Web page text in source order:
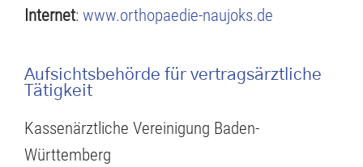
Internet: www.orthopaedie-naujoks.de
Aufsichtsbehörde für vertragsärztliche
Tätigkeit
Kassenärztliche Vereinigung Baden-
Württemberg